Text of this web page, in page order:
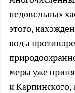
недовольных
этого,
воды
меры уже
и Карпинского,